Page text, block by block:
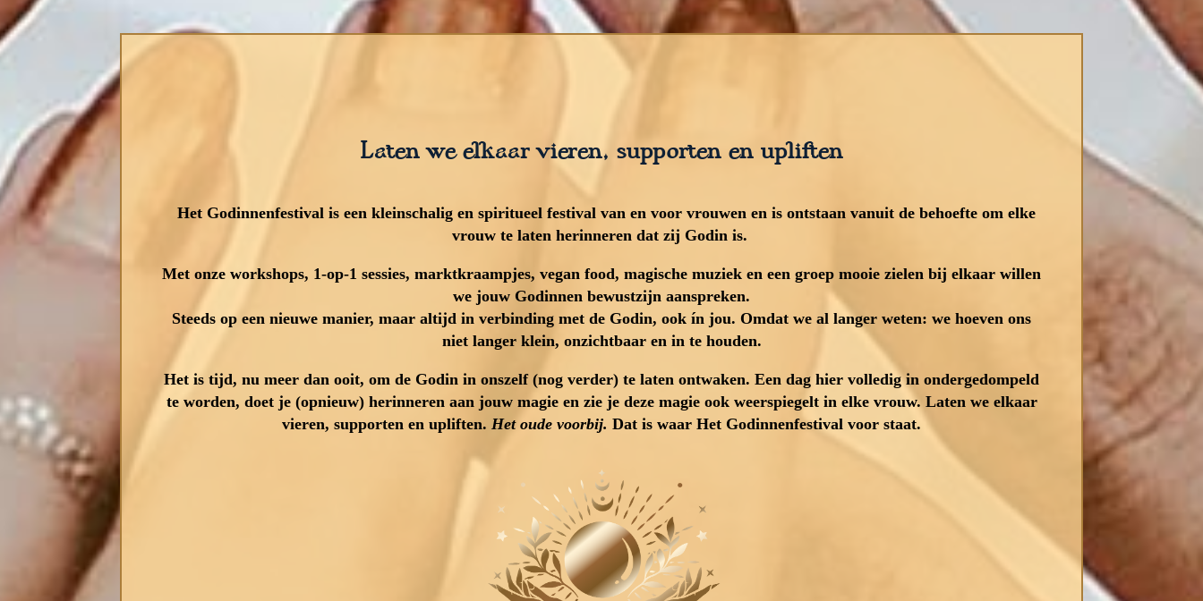
Laten we elkaar vieren, supporten en upliften
Het Godinnenfestival is een kleinschalig en spiritueel festival van en voor vrouwen en is ontstaan vanuit de behoefte om elke
vrouw te laten herinneren dat zij Godin is.
Met onze workshops, 1-op-1 sessies, marktkraampjes, vegan food, magische muziek en een groep mooie zielen bij elkaar willen
we jouw Godinnen bewustzijn aanspreken.
Steeds op een nieuwe manier, maar altijd in verbinding met de Godin, ook ín jou. Omdat we al langer weten: we hoeven ons
niet langer klein, onzichtbaar en in te houden.
Het is tijd, nu meer dan ooit, om de Godin in onszelf (nog verder) te laten ontwaken. Een dag hier volledig in ondergedompeld
te worden, doet je (opnieuw) herinneren aan jouw magie en zie je deze magie ook weerspiegelt in elke vrouw. Laten we elkaar
vieren, supporten en upliften. Het oude voorbij. Dat is waar Het Godinnenfestival voor staat.